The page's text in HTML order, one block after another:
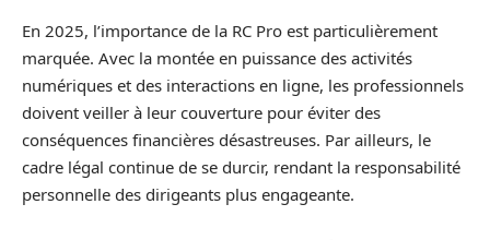
En 2025, l’importance de la RC Pro est particulièrement
marquée. Avec la montée en puissance des activités
numériques et des interactions en ligne, les professionnels
doivent veiller à leur couverture pour éviter des
conséquences financières désastreuses. Par ailleurs, le
cadre légal continue de se durcir, rendant la responsabilité
personnelle des dirigeants plus engageante.